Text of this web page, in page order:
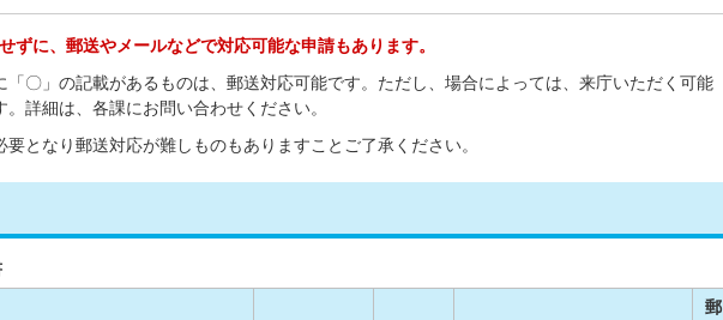
ずに、郵送やメールなどで対応可能な申請もあります。
「〇」の記載があるものは、郵送対応可能です。ただし、場合によっては、来庁いただく可能
。詳細は、各課にお問い合わせください。
要となり郵送対応が難しものもありますことご了承ください。
郵